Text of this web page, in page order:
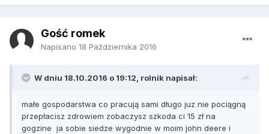
Gość romek
Napisano 18 Października 2016
W dniu 18.10.2016 o 19:12, rolnik napisał:
małe gospodarstwa co pracują sami długo juz nie pociągną
przepłacisz zdrowiem zobaczysz szkoda ci 15 zł na
gogzine ja sobie siedze wygodnie w moim john deere i